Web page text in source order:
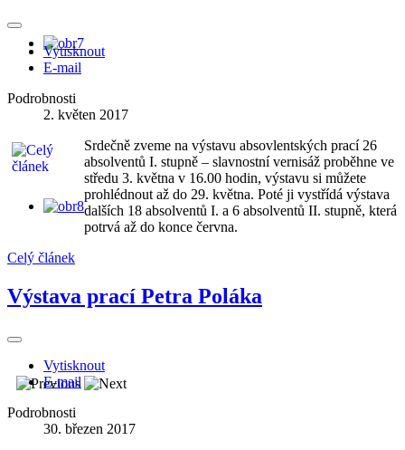
Vytisknout
E-mail
Podrobnosti
2. květen 2017
Srdečně zveme na výstavu absovlentských prací 26
absolventů I. stupně – slavnostní vernisáž proběhne ve
středu 3. května v 16.00 hodin, výstavu si můžete
prohlédnout až do 29. května. Poté ji vystřídá výstava
dalších 18 absolventů I. a 6 absolventů II. stupně, která
potrvá až do konce června.
Celý článek
Výstava prací Petra Poláka
Vytisknout
E-mail
Podrobnosti
30. březen 2017